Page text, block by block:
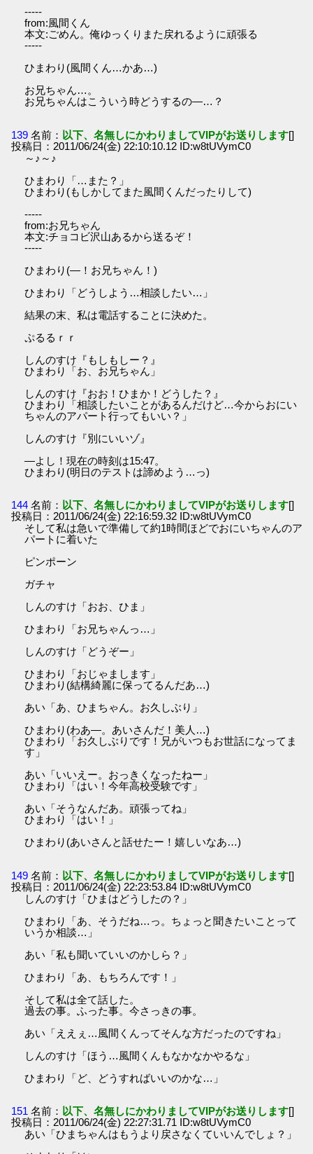
-----
from:風間くん
本文:ごめん。俺ゆっくりまた戻れるように頑張る
-----
ひまわり(風間くん…かあ…)
お兄ちゃん…。
お兄ちゃんはこういう時どうするの―…？
139 名前： 以下、名無しにかわりましてVIPがお送りします[]
投稿日：2011/06/24(金) 22:10:10.12 ID:w8tUVymC0
～♪～♪
ひまわり「…また？」
ひまわり(もしかしてまた風間くんだったりして)
-----
from:お兄ちゃん
本文:チョコビ沢山あるから送るぞ！
-----
ひまわり(―！お兄ちゃん！)
ひまわり「どうしよう…相談したい…」
結果の末、私は電話することに決めた。
ぷるるｒｒ
しんのすけ『もしもしー？』
ひまわり「お、お兄ちゃん」
しんのすけ『おお！ひまか！どうした？』
ひまわり「相談したいことがあるんだけど…今からおにい
ちゃんのアパート行ってもいい？」
しんのすけ『別にいいゾ』
―よし！現在の時刻は15:47。
ひまわり(明日のテストは諦めよう…っ)
144 名前： 以下、名無しにかわりましてVIPがお送りします[]
投稿日：2011/06/24(金) 22:16:59.32 ID:w8tUVymC0
そして私は急いで準備して約1時間ほどでおにいちゃんのア
パートに着いた
ピンポーン
ガチャ
しんのすけ「おお、ひま」
ひまわり「お兄ちゃんっ…」
しんのすけ「どうぞー」
ひまわり「おじゃまします」
ひまわり(結構綺麗に保ってるんだあ…)
あい「あ、ひまちゃん。お久しぶり」
ひまわり(わあ―。あいさんだ！美人…)
ひまわり「お久しぶりです！兄がいつもお世話になってま
す」
あい「いいえー。おっきくなったねー」
ひまわり「はい！今年高校受験です」
あい「そうなんだあ。頑張ってね」
ひまわり「はい！」
ひまわり(あいさんと話せたー！嬉しいなあ…)
149 名前： 以下、名無しにかわりましてVIPがお送りします[]
投稿日：2011/06/24(金) 22:23:53.84 ID:w8tUVymC0
しんのすけ「ひまはどうしたの？」
ひまわり「あ、そうだね…っ。ちょっと聞きたいことって
いうか相談…」
あい「私も聞いていいのかしら？」
ひまわり「あ、もちろんです！」
そして私は全て話した。
過去の事。ふった事。今さっきの事。
あい「ええぇ…風間くんってそんな方だったのですね」
しんのすけ「ほう…風間くんもなかなかやるな」
ひまわり「ど、どうすればいいのかな…」
151 名前： 以下、名無しにかわりましてVIPがお送りします[]
投稿日：2011/06/24(金) 22:27:31.71 ID:w8tUVymC0
あい「ひまちゃんはもうより戻さなくていいんでしょ？」